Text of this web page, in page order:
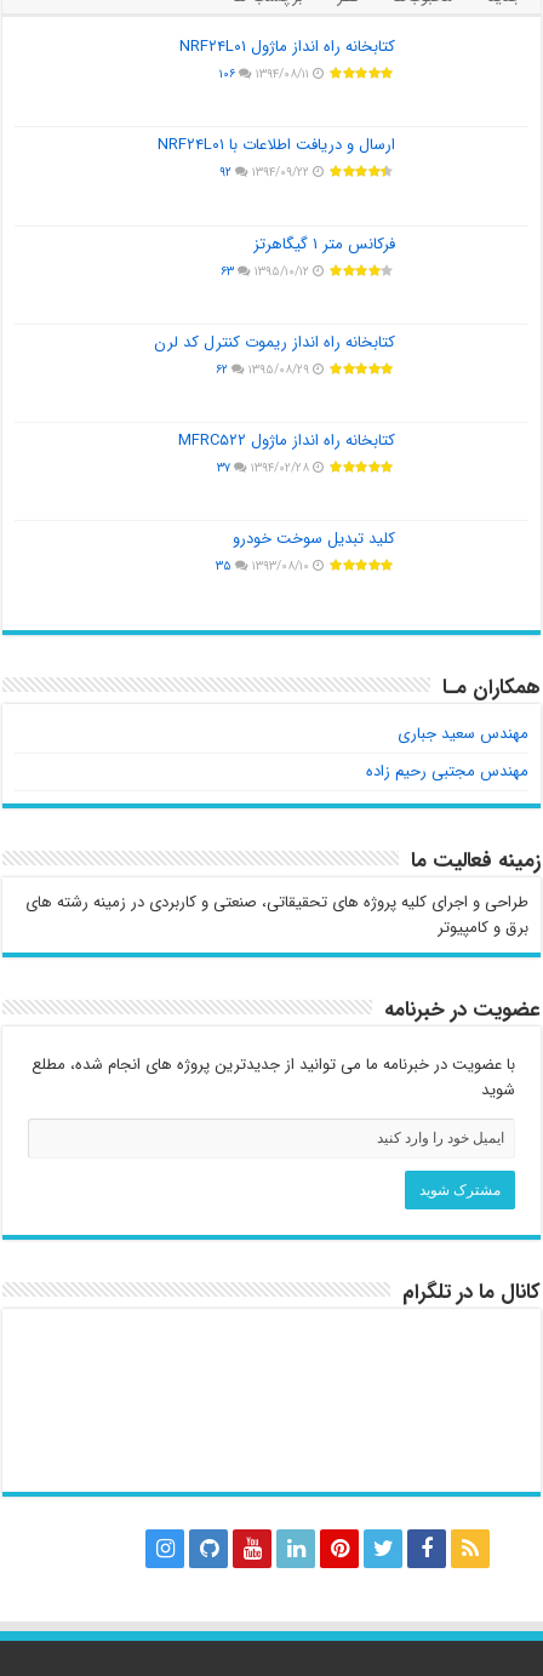
کتابخانه راه انداز ماژول NRF۲۴L۰۱
۱۳۹۴/۰۸/۱۱ ۱۰۶
ارسال و دریافت اطلاعات با NRF۲۴L۰۱
۱۳۹۴/۰۹/۲۲ ۹۲
فرکانس متر ۱ گیگاهرتز
۱۳۹۵/۱۰/۱۲ ۶۳
کتابخانه راه انداز ریموت کنترل کد لرن
۱۳۹۵/۰۸/۲۹ ۶۲
کتابخانه راه انداز ماژول MFRC۵۲۲
۱۳۹۴/۰۲/۲۸ ۳۷
کلید تبدیل سوخت خودرو
۱۳۹۳/۰۸/۱۰ ۳۵
همکاران مـا
مهندس سعید جباری
مهندس مجتبی رحیم زاده
زمینه فعالیت ما
طراحی و اجرای کلیه پروژه های تحقیقاتی، صنعتی و کاربردی در زمینه رشته های
برق و کامپیوتر
عضویت در خبرنامه
با عضویت در خبرنامه ما می توانید از جدیدترین پروژه های انجام شده، مطلع
شوید
کانال ما در تلگرام